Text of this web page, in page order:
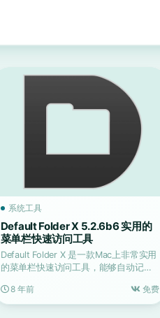
系统工具
Default Folder X 5.2.6b6 实用的
菜单栏快速访问工具
Default Folder X 是一款Mac上非常实用
的菜单栏快速访问工具，能够自动记忆
8 年前
免费